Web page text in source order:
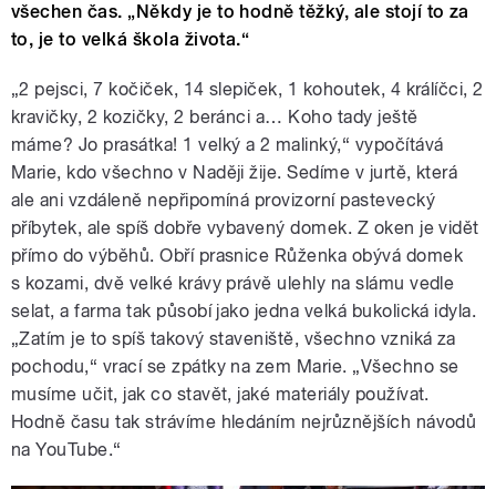
všechen čas. „Někdy je to hodně těžký, ale stojí to za
to, je to velká škola života.“
„2 pejsci, 7 kočiček, 14 slepiček, 1 kohoutek, 4 králíčci, 2
kravičky, 2 kozičky, 2 beránci a… Koho tady ještě
máme? Jo prasátka! 1 velký a 2 malinký,“ vypočítává
Marie, kdo všechno v Naději žije. Sedíme v jurtě, která
ale ani vzdáleně nepřipomíná provizorní pastevecký
příbytek, ale spíš dobře vybavený domek. Z oken je vidět
přímo do výběhů. Obří prasnice Růženka obývá domek
s kozami, dvě velké krávy právě ulehly na slámu vedle
selat, a farma tak působí jako jedna velká bukolická idyla.
„Zatím je to spíš takový staveniště, všechno vzniká za
pochodu,“ vrací se zpátky na zem Marie. „Všechno se
musíme učit, jak co stavět, jaké materiály používat.
Hodně času tak strávíme hledáním nejrůznějších návodů
na YouTube.“